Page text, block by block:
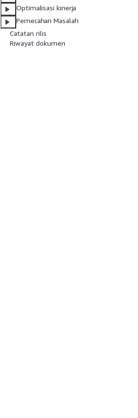
Optimalisasi kinerja
Pemecahan Masalah
Catatan rilis
Riwayat dokumen